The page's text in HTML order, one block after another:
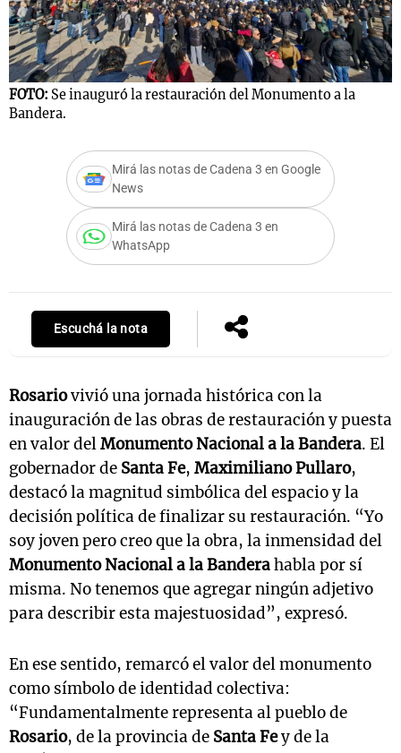
FOTO: Se inauguró la restauración del Monumento a la
Bandera.
Mirá las notas de Cadena 3 en Google
News
Mirá las notas de Cadena 3 en
WhatsApp
Escuchá la nota
Rosariovivió una jornada histórica con la
inauguración de las obras de restauración y puesta
en valor delMonumento Nacional a la Bandera. El
gobernador de Santa Fe, Maximiliano Pullaro,
destacó la magnitud simbólica del espacio y la
decisión política de finalizar su restauración. “Yo
soy joven pero creo que la obra, la inmensidad del
Monumento Nacional a la Banderahabla por sí
misma. No tenemos que agregar ningún adjetivo
para describir esta majestuosidad”, expresó.
En ese sentido, remarcó el valor del monumento
como símbolo de identidad colectiva:
“Fundamentalmente representa al pueblo de
Rosario, de la provincia de Santa Fey de la